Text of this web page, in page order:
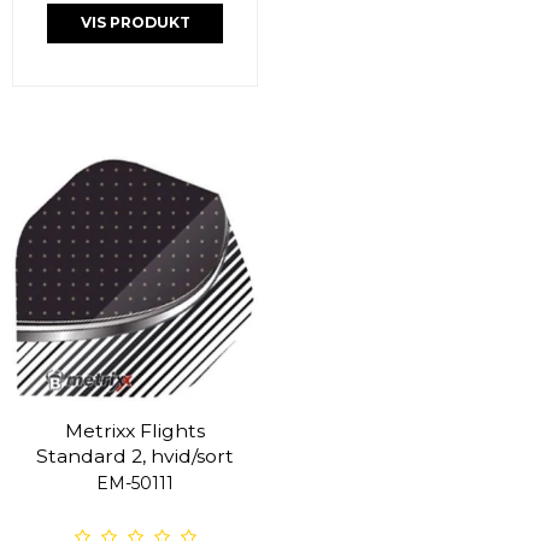
VIS PRODUKT
Metrixx Flights
Standard 2, hvid/sort
EM-50111